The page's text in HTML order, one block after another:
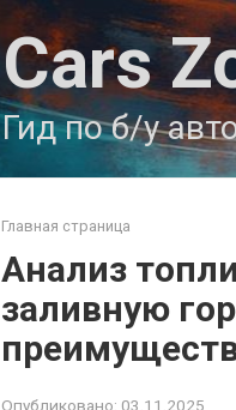
Cars
Гид по б/у
Главная страница
Анализ
заливную
Опубликовано: 03.11.2025